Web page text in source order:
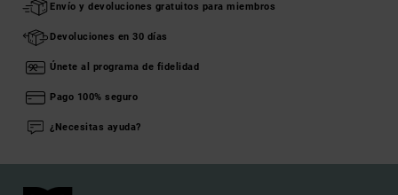
Envío y devoluciones gratuitos para miembros
Devoluciones en 30 días
Únete al programa de fidelidad
Pago 100% seguro
¿Necesitas ayuda?